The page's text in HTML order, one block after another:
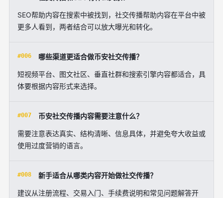
SEO帮助内容在搜索中被找到，社交传播帮助内容在平台中被
更多人看到，两者结合可以放大曝光和转化。
#006 哪些渠道更适合做币安社交传播？
短视频平台、图文社区、垂直社群和搜索引擎内容都适合，具
体要根据内容形式来选择。
#007 币安社交传播内容需要注意什么？
需要注意表达真实、结构清晰、信息具体，并避免夸大收益或
使用过度营销的语言。
#008 新手适合从哪类内容开始做社交传播？
建议从注册流程、交易入门、手续费说明和常见问题解答开